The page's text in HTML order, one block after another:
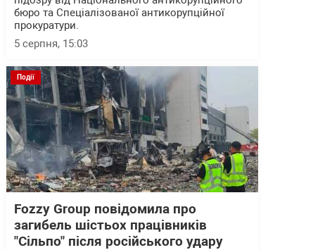
бюро та Спеціалізованої антикорупційної
прокуратури.
5 серпня, 15:03
Події
Fozzy Group повідомила про
загибель шістьох працівників
"Сільпо" після російського удару